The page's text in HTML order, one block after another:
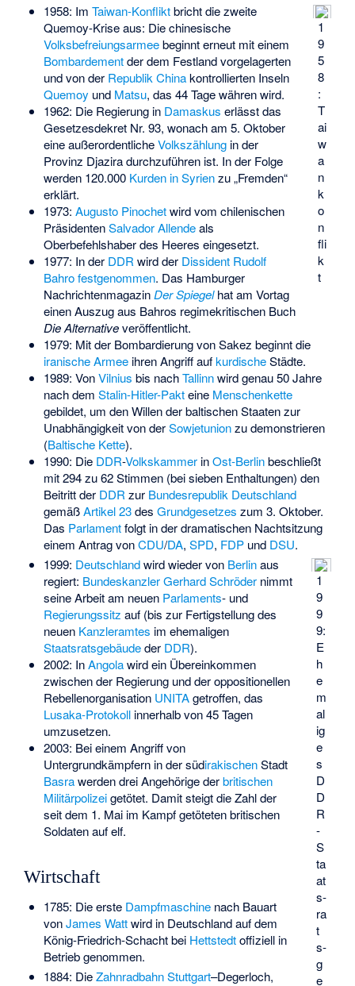
1
9
5
8
:
T
ai
w
a
n
k
o
n
fli
k
t
1958: Im Taiwan-Konfliktbricht die zweite
Quemoy-Krise aus: Die chinesische
Volksbefreiungsarmeebeginnt erneut mit einem
Bombardementder dem Festland vorgelagerten
und von der Republik Chinakontrollierten Inseln
Quemoy und Matsu, das 44 Tage währen wird.
1962: Die Regierung in Damaskus erlässt das
Gesetzesdekret Nr. 93, wonach am 5. Oktober
eine außerordentlicheVolkszählungin der
Provinz Djazira durchzuführen ist. In der Folge
werden 120.000 Kurden in Syrienzu „Fremden“
erklärt.
1973: Augusto Pinochetwird vom chilenischen
PräsidentenSalvador Allendeals
Oberbefehlshaber des Heeres eingesetzt.
1977: In der DDR wird der Dissident Rudolf
Bahro festgenommen. Das Hamburger
NachrichtenmagazinDer Spiegelhat am Vortag
einen Auszug aus Bahros regimekritischen Buch
Die Alternativeveröffentlicht.
1979: Mit der Bombardierung von Sakez beginnt die
iranische Armeeihren Angriff aufkurdischeStädte.
1989: VonVilnius bis nachTallinnwird genau 50 Jahre
nach dem Stalin-Hitler-Pakteine Menschenkette
gebildet, um den Willen der baltischen Staaten zur
Unabhängigkeit von derSowjetunionzu demonstrieren
(Baltische Kette).
1990: Die DDR-VolkskammerinOst-Berlinbeschließt
mit 294 zu 62 Stimmen (bei sieben Enthaltungen) den
Beitritt der DDR zur Bundesrepublik Deutschland
gemäßArtikel 23des Grundgesetzes zum 3. Oktober.
Das Parlamentfolgt in der dramatischen Nachtsitzung
einem Antrag vonCDU/DA, SPD, FDPund DSU.
1
9
9
9:
E
h
e
m
al
ig
e
s
D
D
R
-
S
ta
at
s­
ra
t
s­
g
e
1999: Deutschlandwird wieder von Berlinaus
regiert: Bundeskanzler Gerhard Schrödernimmt
seine Arbeit am neuen Parlaments- und
Regierungssitz auf (bis zur Fertigstellung des
neuen Kanzleramtes im ehemaligen
Staatsratsgebäudeder DDR).
2002: InAngolawird ein Übereinkommen
zwischen der Regierung und der oppositionellen
Rebellenorganisation UNITAgetroffen, das
Lusaka-Protokollinnerhalb von 45 Tagen
umzusetzen.
2003: Bei einem Angriff von
Untergrundkämpfern in der südirakischenStadt
Basrawerden drei Angehörige derbritischen
Militärpolizeigetötet. Damit steigt die Zahl der
seit dem 1. Mai im Kampf getöteten britischen
Soldaten auf elf.
Wirtschaft
1785: Die erste Dampfmaschinenach Bauart
vonJames Wattwird in Deutschland auf dem
König-Friedrich-Schacht bei Hettstedtoffiziell in
Betrieb genommen.
1884: DieZahnradbahn Stuttgart–Degerloch,